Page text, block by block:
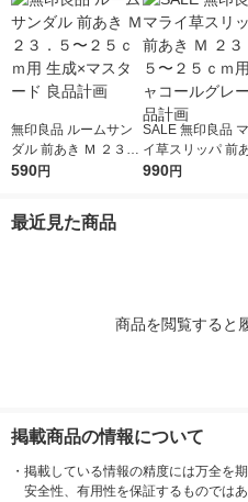
無印良品 ルームサン
ダル 前あき Ｍ ２３．
５〜２５ｃｍ用 生成×
590円
SALE 無印良品
イ草スリッパ 前
Ｍ ２３．５〜２５
990円
最近見た商品
商品を閲覧すると
掲載商品の情報について
・ 掲載している情報の精度には万全を
安全性、有用性を保証するものではあ